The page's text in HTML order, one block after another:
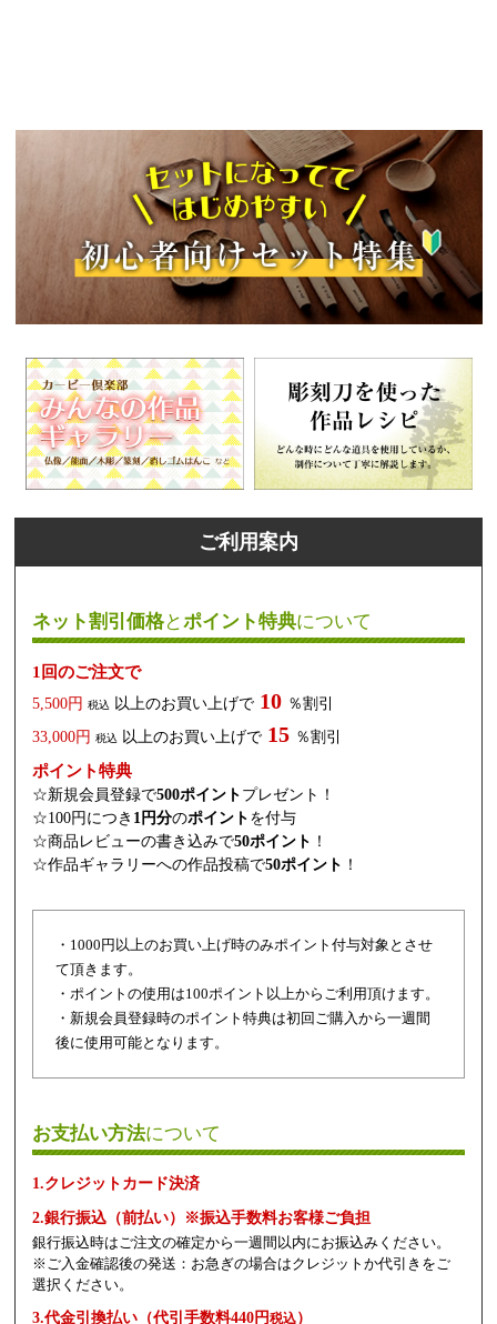
ご利用案内
ネット割引価格とポイント特典について
1回のご注文で
5,500円 税込 以上のお買い上げで 10 ％割引
33,000円 税込 以上のお買い上げで 15 ％割引
ポイント特典
☆新規会員登録で500ポイント プレゼント！
☆100円につき 1円分のポイント を付与
☆商品レビューの書き込みで50ポイント ！
☆作品ギャラリーへの作品投稿で50ポイント ！
・1000円以上のお買い上げ時のみポイント付与対象とさせ
て頂きます。
・ポイントの使用は100ポイント以上からご利用頂けます。
・新規会員登録時のポイント特典は初回ご購入から一週間
後に使用可能となります。
お支払い方法について
1.クレジットカード決済
2.銀行振込（前払い）※振込手数料お客様ご負担
銀行振込時はご注文の確定から一週間以内にお振込みください。
※ご入金確認後の発送：お急ぎの場合はクレジットか代引きをご
選択ください。
3.代金引換払い（代引手数料440円税込）